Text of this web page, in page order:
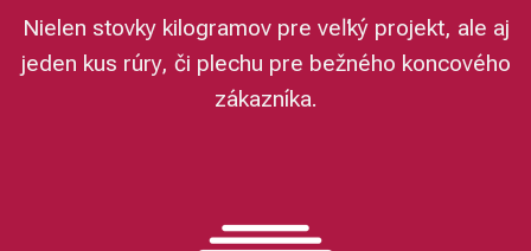
Nielen stovky kilogramov pre veľký projekt, ale aj
jeden kus rúry, či plechu pre bežného koncového
zákazníka.